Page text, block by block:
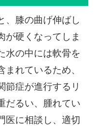
、膝の曲げ伸ばし
が硬くなってしま
水の中には軟骨を
れているため、
節症が進行するリ
だるい、腫れてい
医に相談し、適切